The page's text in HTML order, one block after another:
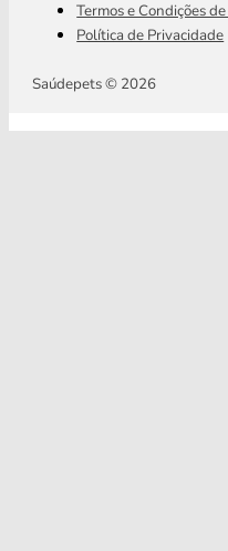
Termos e Condições
Política de Privacidade
Saúdepets © 2026